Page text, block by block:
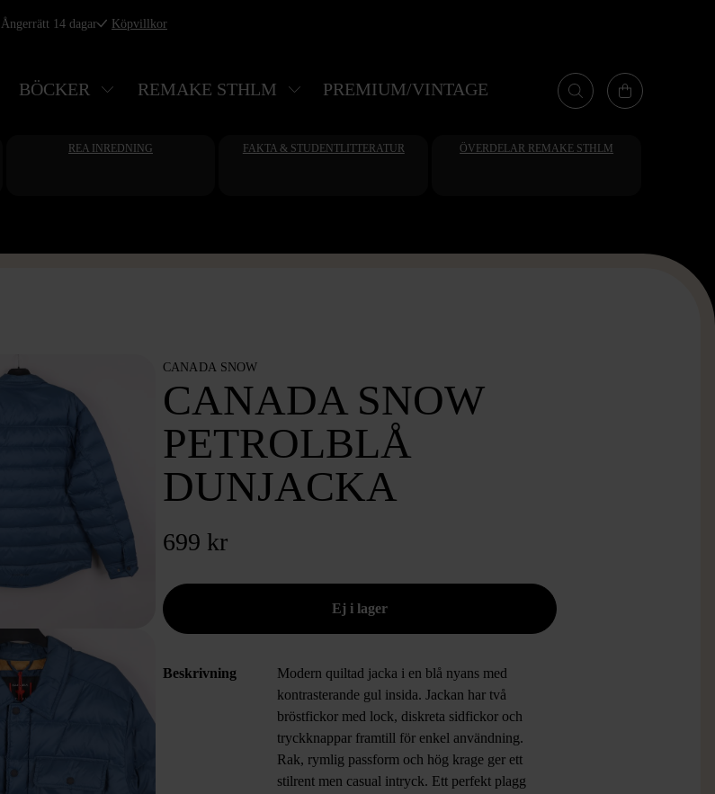
Ångerrätt 14 dagar Köpvillkor
BÖCKER REMAKE STHLM PREMIUM/VINTAGE
REA INREDNING FAKTA & STUDENTLITTERATUR ÖVERDELAR REMAKE STHLM
CANADA SNOW
CANADA SNOW
PETROLBLÅ
DUNJACKA
699 kr
Beskrivning
Modern quiltad jacka i en blå nyans med
kontrasterande gul insida. Jackan har två
bröstfickor med lock, diskreta sidfickor och
tryckknappar framtill för enkel användning.
Rak, rymlig passform och hög krage ger ett
stilrent men casual intryck. Ett perfekt plagg